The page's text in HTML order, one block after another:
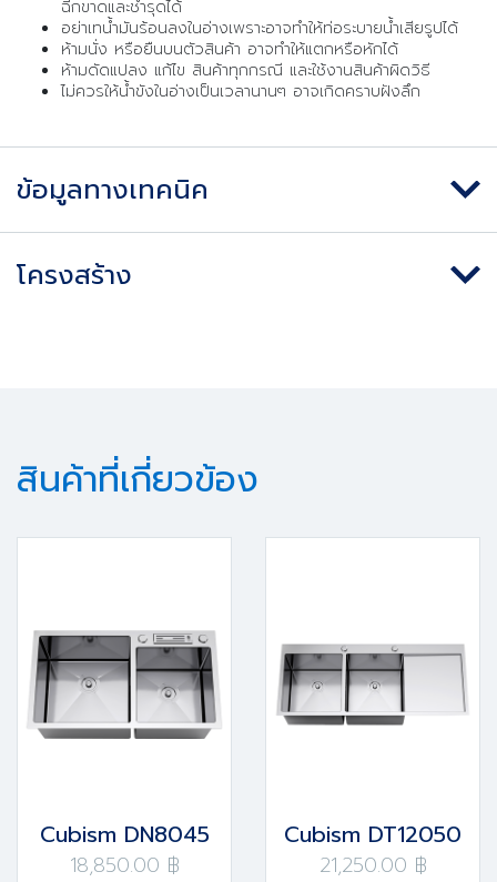
ฉีกขาดและชำรุดได้
อย่าเทน้ำมันร้อนลงในอ่างเพราะอาจทำให้ท่อระบายน้ำเสียรูปได้
ห้ามนั่ง หรือยืนบนตัวสินค้า อาจทำให้แตกหรือหักได้
ห้ามดัดแปลง แก้ไข สินค้าทุกกรณี และใช้งานสินค้าผิดวิธี
ไม่ควรให้น้ำขังในอ่างเป็นเวลานานๆ อาจเกิดคราบฝังลึก
ข้อมูลทางเทคนิค
โครงสร้าง
สินค้าที่เกี่ยวข้อง
Cubism DN8045
18,850.00 ฿
Cubism DT12050
21,250.00 ฿